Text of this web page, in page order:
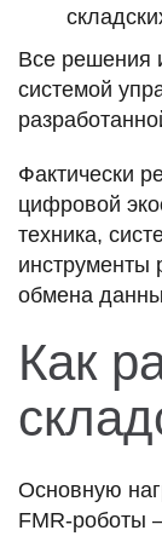
Все решения
системой
Фактически
цифровой
техника,
инструменты
обмена
Как
Основную
FMR-роботы